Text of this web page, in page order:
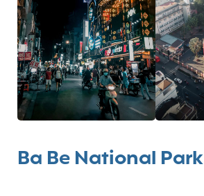
Ba Be National Park